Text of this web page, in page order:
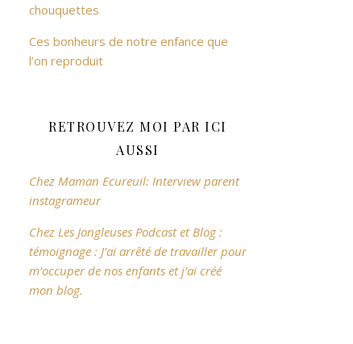
chouquettes
Ces bonheurs de notre enfance que
l’on reproduit
RETROUVEZ MOI PAR ICI
AUSSI
Chez Maman Ecureuil: Interview parent
instagrameur
Chez Les Jongleuses Podcast et Blog :
témoignage : J’ai arrêté de travailler pour
m’occuper de nos enfants et j’ai créé
mon blog.